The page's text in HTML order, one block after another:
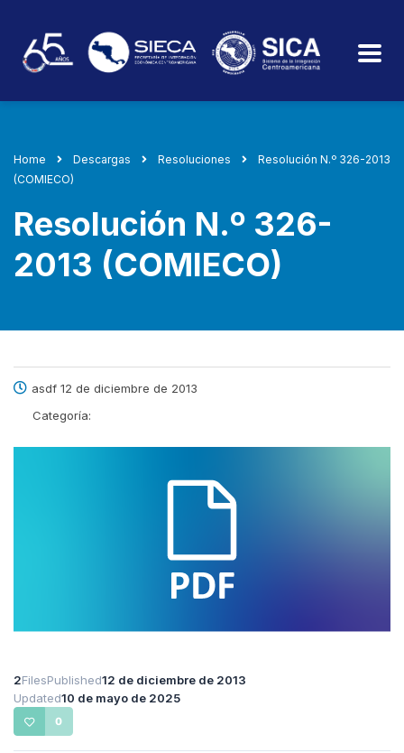
Home Descargas Resoluciones
Resolución N.º 326-2013
(COMIECO)
Resolución N.º 326-
2013 (COMIECO)
asdf 12 de diciembre de 2013
Categoría:
2FilesPublished12 de diciembre de 2013
Updated10 de mayo de 2025
0